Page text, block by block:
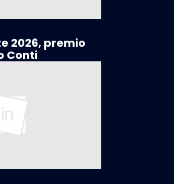
2026, premio
Conti